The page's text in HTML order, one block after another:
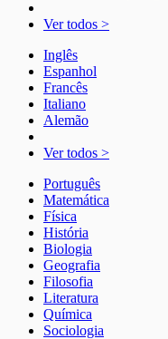
Ver todos >
Inglês
Espanhol
Francês
Italiano
Alemão
Ver todos >
Português
Matemática
Física
História
Biologia
Geografia
Filosofia
Literatura
Química
Sociologia